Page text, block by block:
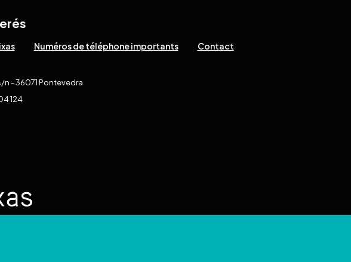
Numéros de téléphone importants Contact
n - 36071 Pontevedra
124